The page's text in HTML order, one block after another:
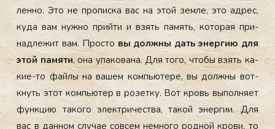
ленно. Это не про­пис­ка вас на этой зем­ле, это ад­рес,
ку­да вам нуж­но прий­ти и взять па­мять, ко­торая при­
над­ле­жит вам. Прос­то вы дол­жны дать энер­гию для
этой па­мяти, она упа­кова­на. Для то­го, что­бы взять ка­
кие-то фай­лы на ва­шем компь­юте­ре, вы дол­жны вот­
кнуть этот компь­ютер в ро­зет­ку. Вот кровь вы­пол­ня­ет
фун­кцию та­кого элек­три­чес­тва, та­кой энер­гии. Для
вас в дан­ном слу­чае сов­сем нем­но­го род­ной кро­ви, то